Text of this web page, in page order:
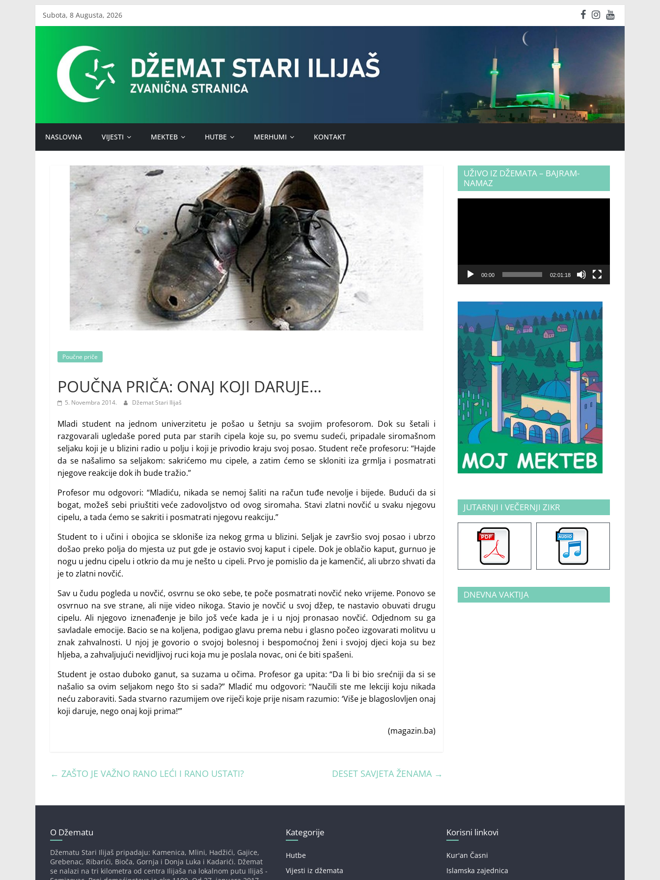
SkipSubota, 8 Augusta, 2026
Džemat
Stari
Ilijaš
NASLOVNA VIJESTI MEKTEB HUTBE MERHUMI KONTAKT
Poučne priče
POUČNA PRIČA: ONAJ KOJI DARUJE…
5. Novembra 2014. Džemat Stari Ilijaš
Mladi student na jednom univerzitetu je pošao u šetnju sa svojim profesorom. Dok su šetali i
razgovarali ugledaše pored puta par starih cipela koje su, po svemu sudeći, pripadale siromašnom
seljaku koji je u blizini radio u polju i koji je privodio kraju svoj posao. Student reče profesoru: “Hajde
da se našalimo sa seljakom: sakrićemo mu cipele, a zatim ćemo se skloniti iza grmlja i posmatrati
njegove reakcije dok ih bude tražio.”
Profesor mu odgovori: “Mladiću, nikada se nemoj šaliti na račun tuđe nevolje i bijede. Budući da si
bogat, možeš sebi priuštiti veće zadovoljstvo od ovog siromaha. Stavi zlatni novčić u svaku njegovu
cipelu, a tada ćemo se sakriti i posmatrati njegovu reakciju.”
Student to i učini i obojica se skloniše iza nekog grma u blizini. Seljak je završio svoj posao i ubrzo
došao preko polja do mjesta uz put gde je ostavio svoj kaput i cipele. Dok je oblačio kaput, gurnuo je
nogu u jednu cipelu i otkrio da mu je nešto u cipeli. Prvo je pomislio da je kamenčić, ali ubrzo shvati da
je to zlatni novčić.
Sav u čudu pogleda u novčić, osvrnu se oko sebe, te poče posmatrati novčić neko vrijeme. Ponovo se
osvrnuo na sve strane, ali nije video nikoga. Stavio je novčić u svoj džep, te nastavio obuvati drugu
cipelu. Ali njegovo iznenađenje je bilo još veće kada je i u njoj pronasao novčić. Odjednom su ga
savladale emocije. Bacio se na koljena, podigao glavu prema nebu i glasno počeo izgovarati molitvu u
znak zahvalnosti. U njoj je govorio o svojoj bolesnoj i bespomoćnoj ženi i svojoj djeci koja su bez
hljeba, a zahvaljujući nevidljivoj ruci koja mu je poslala novac, oni će biti spašeni.
Student je ostao duboko ganut, sa suzama u očima. Profesor ga upita: “Da li bi bio srećniji da si se
našalio sa ovim seljakom nego što si sada?” Mladić mu odgovori: “Naučili ste me lekciji koju nikada
neću zaboraviti. Sada stvarno razumijem ove riječi koje prije nisam razumio: ‘Više je blagoslovljen onaj
koji daruje, nego onaj koji prima!‘”
(magazin.ba)
← ZAŠTO JE VAŽNO RANO LEĆI I RANO USTATI? DESET SAVJETA ŽENAMA →
UŽIVO IZ DŽEMATA – BAJRAM-
NAMAZ
00:00 02:01:18
JUTARNJI I VEČERNJI ZIKR
DNEVNA VAKTIJA
O Džematu
Džematu Stari Ilijaš pripadaju: Kamenica, Mlini, Hadžići, Gajice,
Grebenac, Ribarići, Bioča, Gornja i Donja Luka i Kadarići. Džemat
se nalazi na tri kilometra od centra Ilijaša na lokalnom putu Ilijaš -
Kategorije
Hutbe
Vijesti iz džemata
Korisni linkovi
Kur'an Časni
Islamska zajednica